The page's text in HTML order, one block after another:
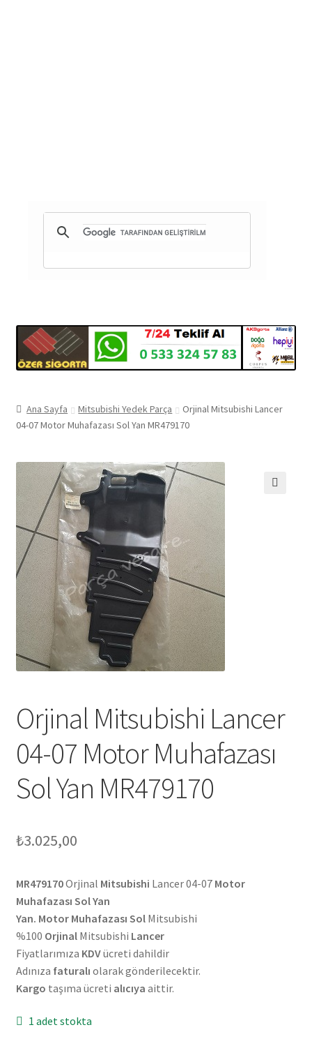
Ana Sayfa Mitsubishi Yedek Parça
Orjinal Mitsubishi Lancer
04-07 Motor Muhafazası Sol Yan MR479170
Orjinal Mitsubishi Lancer
04-07 Motor Muhafazası
Sol Yan MR479170
₺3.025,00
MR479170Orjinal Mitsubishi Lancer 04-07 Motor
Muhafazası Sol Yan
Yan. Motor Muhafazası SolMitsubishi
%100 OrjinalMitsubishi Lancer
Fiyatlarımıza KDVücreti dahildir
Adınıza faturalı olarak gönderilecektir.
Kargo taşıma ücreti alıcıya aittir.
1 adet stokta